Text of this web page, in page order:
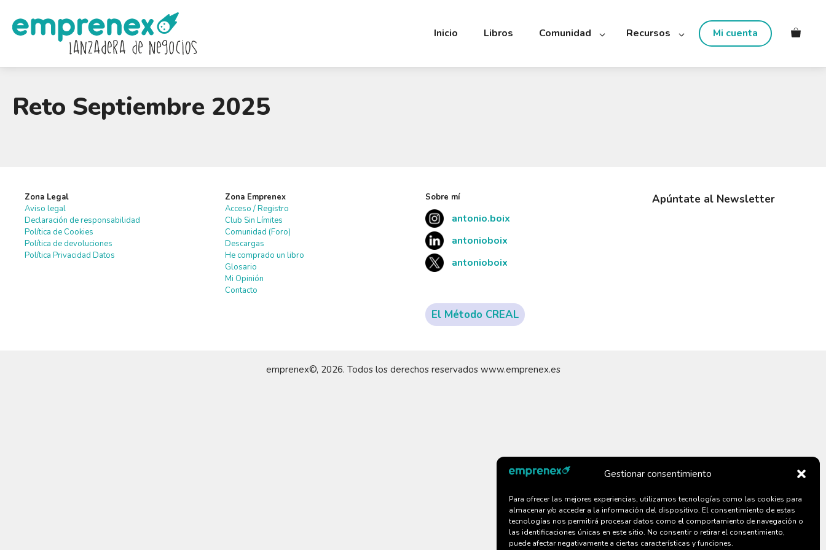
Gestionar consentimiento
Para ofrecer las mejores experiencias, utilizamos tecnologías como las cookies para
almacenar y/o acceder a la información del dispositivo. El consentimiento de estas
tecnologías nos permitirá procesar datos como el comportamiento de navegación o
las identificaciones únicas en este sitio. No consentir o retirar el consentimiento,
puede afectar negativamente a ciertas características y funciones.
contenido
Inicio Libros Comunidad Recursos Mi cuenta
Reto Septiembre 2025
Zona Legal
Aviso legal
Declaración de responsabilidad
Política de Cookies
Política de devoluciones
Política Privacidad Datos
Zona Emprenex
Acceso / Registro
Club Sin Límites
Comunidad (Foro)
Descargas
He comprado un libro
Glosario
Mi Opinión
Contacto
Sobre mí
antonio.boix
antonioboix
antonioboix
El Método CREAL
Apúntate al Newsletter
emprenex©, 2026. Todos los derechos reservados www.emprenex.es